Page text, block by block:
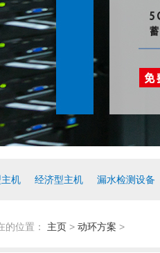
机 经济型主机 漏水检测设备
的位置： 主页 > 动环方案 >